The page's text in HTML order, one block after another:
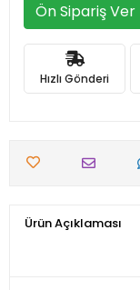
Ön Sipariş Ver
Hızlı Gönderi
Ürün Açıklaması